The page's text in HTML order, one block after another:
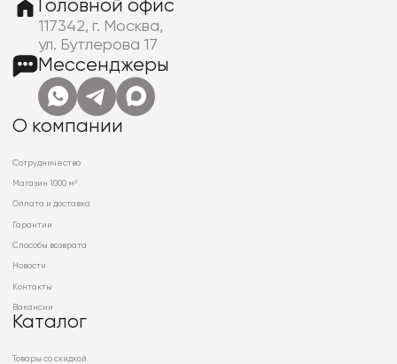
Головной офис
117342, г. Москва,
ул. Бутлерова 17
Мессенджеры
О компании
Сотрудничество
Магазин 1000 м²
Оплата и доставка
Гарантии
Способы возврата
Новости
Контакты
Вакансии
Каталог
Товары со скидкой